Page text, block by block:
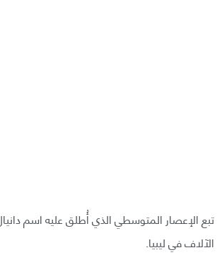
تبع الإعصار المتوسطي الذي أُطلق عليه اسم
الآلاف في ليبيا.